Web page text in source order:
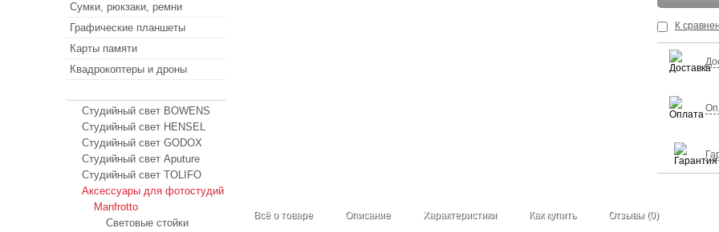
К
Всё о товаре Описание Характеристики Как купить Отзывы (0)
Сумки, рюкзаки, ремни
Графические планшеты
Карты памяти
Квадрокоптеры и дроны
Студийный свет BOWENS
Студийный свет HENSEL
Студийный свет GODOX
Студийный свет Aputure
Студийный свет TOLIFO
Аксессуары для фотостудий
Manfrotto
Световые стойки